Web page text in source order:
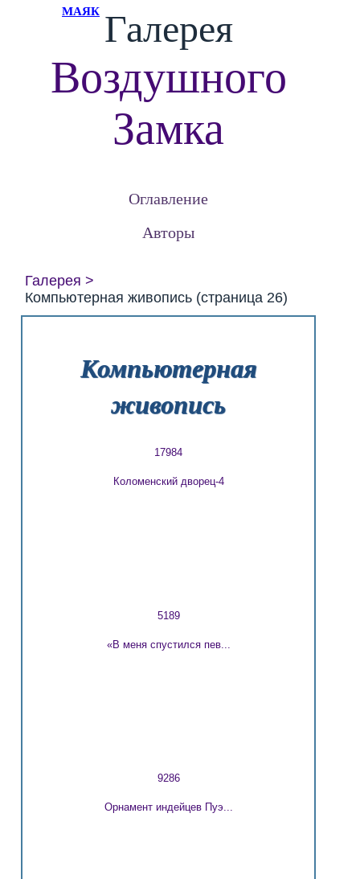
МАЯК Галерея
Воздушного
Замка
Оглавление
Авторы
Галерея
Компьютерная живопись (страница 26)
Компьютерная
живопись
17984
Коломенский дворец-4
5189
«В меня спустился пев...
9286
Орнамент индейцев Пуэ...